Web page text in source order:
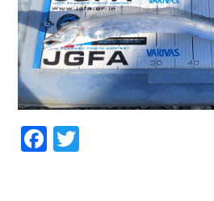
Facebook